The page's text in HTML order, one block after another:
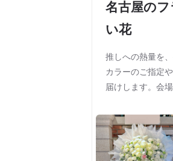
名古屋の
い花
推しへの熱量を
カラーのご指定
届けします。会